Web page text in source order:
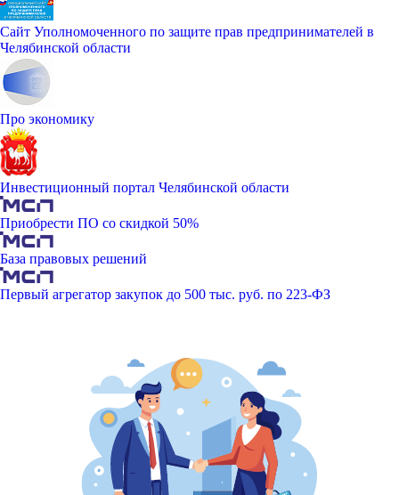
Сайт Уполномоченного по защите прав предпринимателей в
Челябинской области
Про экономику
Инвестиционный портал Челябинской области
Приобрести ПО со скидкой 50%
База правовых решений
Первый агрегатор закупок до 500 тыс. руб. по 223-ФЗ